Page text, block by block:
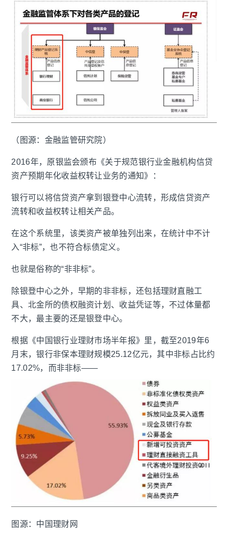
（图源：金融监管研究院）
2016年，原银监会颁布《关于规范银行业金融机构信贷
资产预期年化收益权转让业务的通知》：
银行可以将信贷资产拿到银登中心流转，形成信贷资产
流转和收益权转让相关产品。
在这个系统里，该类资产被单独列出来，在统计中不计
入“非标”，也不符合标债定义。
也就是俗称的“非非标”。
除银登中心之外，早期的非非标，还包括理财直融工
具、北金所的债权融资计划、收益凭证等，不过体量都
不大，最主要的还是银登中心。
根据《中国银行业理财市场半年报》里，截至2019年6
月末，银行非保本理财规模25.12亿元，其中非标占比约
17.02%，而非非标——
图源：中国理财网